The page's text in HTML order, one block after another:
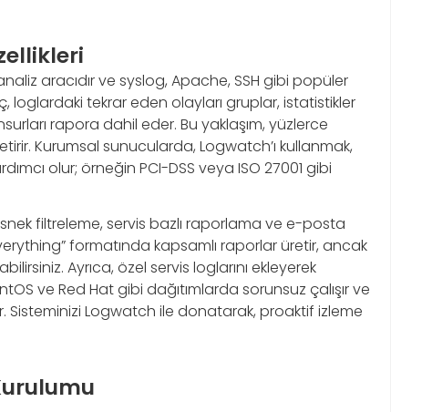
aracıdır ve syslog, Apache, SSH gibi popüler
loglardaki tekrar eden olayları gruplar, istatistikler
rapora dahil eder. Bu yaklaşım, yüzlerce
Kurumsal sunucularda, Logwatch’ı kullanmak,
olur; örneğin PCI-DSS veya ISO 27001 gibi
filtreleme, servis bazlı raporlama ve e-posta
formatında kapsamlı raporlar üretir, ancak
Ayrıca, özel servis loglarını ekleyerek
ve Red Hat gibi dağıtımlarda sorunsuz çalışır ve
Logwatch ile donatarak, proaktif izleme